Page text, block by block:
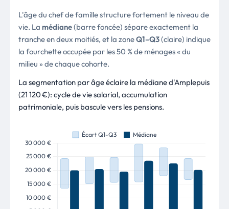
L'âge du chef de famille structure fortement le niveau de
vie. La médiane(barre foncée) sépare exactement la
tranche en deux moitiés, et la zoneQ1–Q3(claire) indique
la fourchette occupée par les 50 % de ménages « du
milieu » de chaque cohorte.
La segmentation par âge éclaire la médiane d'Amplepuis
(21 120 €): cycle de vie salarial, accumulation
patrimoniale, puis bascule vers les pensions.